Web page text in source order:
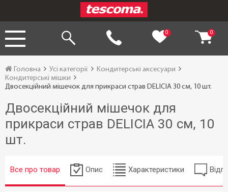
0 0
Головна Усі категорії
Кондитерські аксесуари
Кондитерські мішки
Двосекційний мішечок для прикраси страв DELICIA 30 см, 10 шт.
Двосекційний мішечок для
прикраси страв DELICIA 30 см, 10
шт.
Все про товар Опис Характеристики